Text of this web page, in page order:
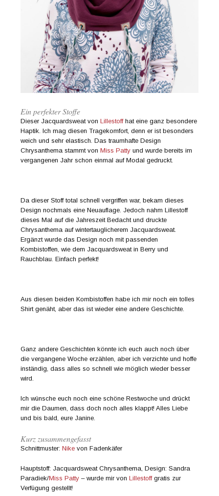
Ein perfekter Stoffe
Dieser Jacquardsweat vonLillestoffhat eine ganz besondere
Haptik. Ich mag diesen Tragekomfort, denn er ist besonders
weich und sehr elastisch. Das traumhafte Design
Chrysanthema stammt vonMiss Patty und wurde bereits im
vergangenen Jahr schon einmal auf Modal gedruckt.
Da dieser Stoff total schnell vergriffen war, bekam dieses
Design nochmals eine Neuauflage. Jedoch nahm Lillestoff
dieses Mal auf die Jahreszeit Bedacht und druckte
Chrysanthema auf wintertauglicherem Jacquardsweat.
Ergänzt wurde das Design noch mit passenden
Kombistoffen, wie dem Jacquardsweat in Berry und
Rauchblau. Einfach perfekt!
Aus diesen beiden Kombistoffen habe ich mir noch ein tolles
Shirt genäht, aber das ist wieder eine andere Geschichte.
Ganz andere Geschichten könnte ich euch auch noch über
die vergangene Woche erzählen, aber ich verzichte und hoffe
inständig, dass alles so schnell wie möglich wieder besser
wird.
Ich wünsche euch noch eine schöne Restwoche und drückt
mir die Daumen, dass doch noch alles klappt! Alles Liebe
und bis bald, eure Janine.
Kurz zusammengefasst
Schnittmuster:Nike von Fadenkäfer
Hauptstoff: Jacquardsweat Chrysanthema, Design: Sandra
Paradiek/Miss Patty – wurde mir vonLillestoffgratis zur
Verfügung gestellt!